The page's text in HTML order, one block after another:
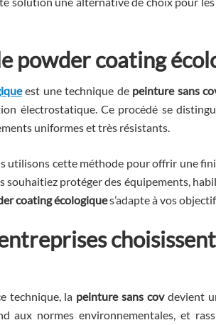
powder coating
est une technique de peinture sans
électrostatique. Ce procédé se
uniformes et très résistants.
utilisons cette méthode pour offrir une
souhaitiez protéger des équipements,
coating écologiques’adapte à vos
technique, la peinture sans covdevient
aux normes environnementales, et